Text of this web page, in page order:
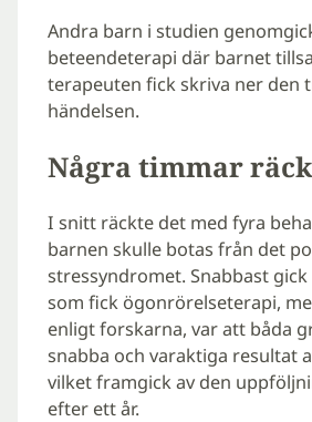
Andra barn i studien
beteendeterapi där barnet
terapeuten fick skriva ner den
händelsen.
Några timmar
I snitt räckte det med fyra
barnen skulle botas från det
stressyndromet. Snabbast
som fick ögonrörelseterapi,
enligt forskarna, var att båda
snabba och varaktiga resultat
vilket framgick av den
efter ett år.